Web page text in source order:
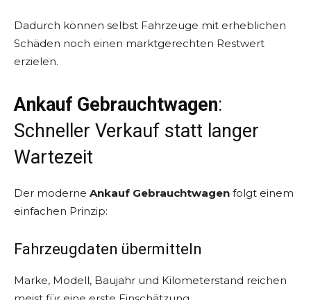
Dadurch können selbst Fahrzeuge mit erheblichen
Schäden noch einen marktgerechten Restwert
erzielen.
Ankauf Gebrauchtwagen:
Schneller Verkauf statt langer
Wartezeit
Der moderne Ankauf Gebrauchtwagen folgt einem
einfachen Prinzip:
Fahrzeugdaten übermitteln
Marke, Modell, Baujahr und Kilometerstand reichen